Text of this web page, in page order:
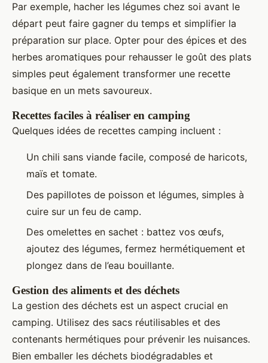
Par exemple, hacher les légumes chez soi avant le
départ peut faire gagner du temps et simplifier la
préparation sur place. Opter pour des épices et des
herbes aromatiques pour rehausser le goût des plats
simples peut également transformer une recette
basique en un mets savoureux.
Recettes faciles à réaliser en camping
Quelques idées de recettes camping incluent :
Un chili sans viande facile, composé de haricots,
maïs et tomate.
Des papillotes de poisson et légumes, simples à
cuire sur un feu de camp.
Des omelettes en sachet : battez vos œufs,
ajoutez des légumes, fermez hermétiquement et
plongez dans de l’eau bouillante.
Gestion des aliments et des déchets
La gestion des déchets est un aspect crucial en
camping. Utilisez des sacs réutilisables et des
contenants hermétiques pour prévenir les nuisances.
Bien emballer les déchets biodégradables et